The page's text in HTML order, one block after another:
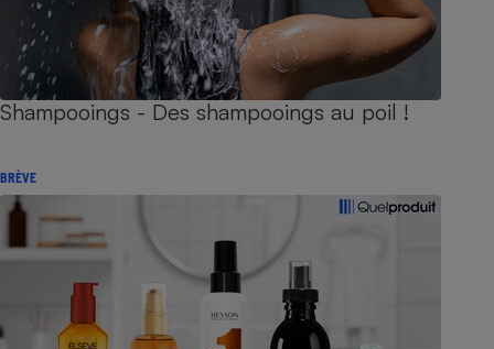
Shampooings - Des shampooings au poil !
BRÈVE